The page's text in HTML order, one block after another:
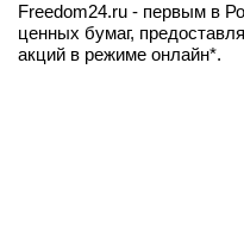
Freedom24.ru - первым в
ценных бумаг,
акций в режиме онлайн*.